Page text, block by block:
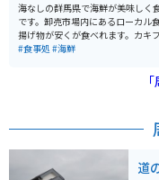
海なしの群馬県で海鮮が美味しく
です。卸売市場内にあるローカル
揚げ物が安くが食べれます。カキフ
場で働くおじさんたちの憩いの場
おばちゃんが最後お会計をしてく
築地市場などのように観光地化し
#食事処 #海鮮
道